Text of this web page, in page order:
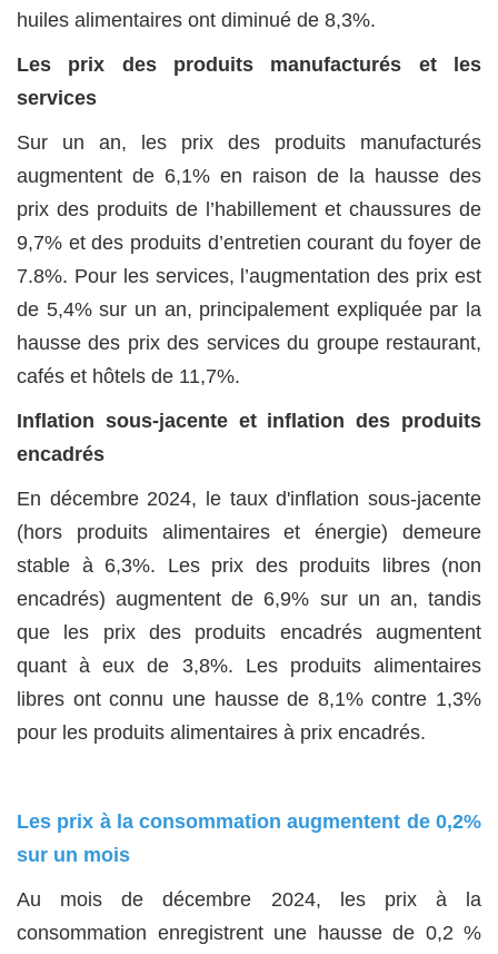
huiles alimentaires ont diminué de 8,3%.
Les prix des produits manufacturés et les
services
Sur un an, les prix des produits manufacturés
augmentent de 6,1% en raison de la hausse des
prix des produits de l’habillement et chaussures de
9,7% et des produits d’entretien courant du foyer de
7.8%. Pour les services, l’augmentation des prix est
de 5,4% sur un an, principalement expliquée par la
hausse des prix des services du groupe restaurant,
cafés et hôtels de 11,7%.
Inflation sous-jacente et inflation des produits
encadrés
En décembre 2024, le taux d'inflation sous-jacente
(hors produits alimentaires et énergie) demeure
stable à 6,3%. Les prix des produits libres (non
encadrés) augmentent de 6,9% sur un an, tandis
que les prix des produits encadrés augmentent
quant à eux de 3,8%. Les produits alimentaires
libres ont connu une hausse de 8,1% contre 1,3%
pour les produits alimentaires à prix encadrés.
Les prix à la consommation augmentent de 0,2%
sur un mois
Au mois de décembre 2024, les prix à la
consommation enregistrent une hausse de 0,2 %